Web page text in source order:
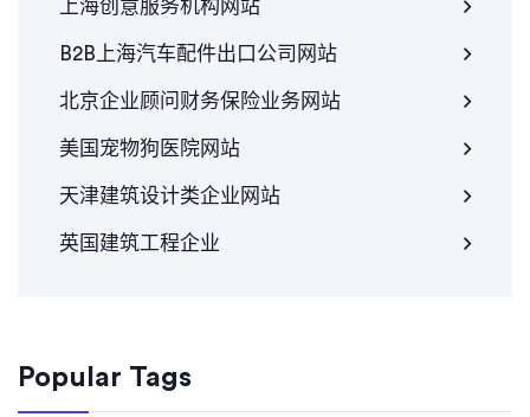
上海创意服务机构网站
B2B上海汽车配件出口公司网站
北京企业顾问财务保险业务网站
美国宠物狗医院网站
天津建筑设计类企业网站
英国建筑工程企业
Popular Tags